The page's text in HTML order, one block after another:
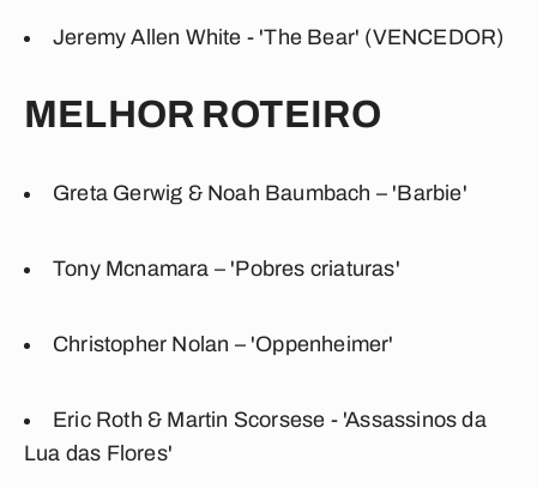
Jeremy Allen White - 'The Bear' (VENCEDOR)
MELHOR ROTEIRO
Greta Gerwig & Noah Baumbach – 'Barbie'
Tony Mcnamara – 'Pobres criaturas'
Christopher Nolan – 'Oppenheimer'
Eric Roth & Martin Scorsese - 'Assassinos da
Lua das Flores'